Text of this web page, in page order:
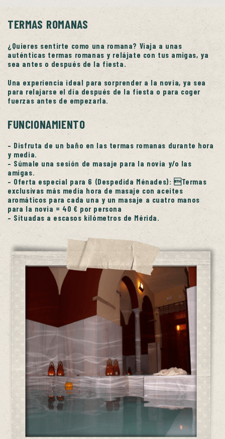
TERMAS ROMANAS
¿Quieres sentirte como una romana? Viaja a unas
auténticas termas romanas y relájate con tus amigas, ya
sea antes o después de la fiesta.
Una experiencia ideal para sorprender a la novia, ya sea
para relajarse el día después de la fiesta o para coger
fuerzas antes de empezarla.
FUNCIONAMIENTO
– Disfruta de un baño en las termas romanas durante hora
y media.
– Súmale una sesión de masaje para la novia y/o las
amigas.
– Oferta especial para 6 (Despedida Ménades): Termas
exclusivas más media hora de masaje con aceites
aromáticos para cada una y un masaje a cuatro manos
para la novia = 40 € por persona
– Situadas a escasos kilómetros de Mérida.